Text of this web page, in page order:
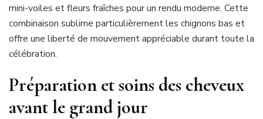
mini-voiles et fleurs fraîches pour un rendu moderne. Cette
combinaison sublime particulièrement les chignons bas et
offre une liberté de mouvement appréciable durant toute la
célébration.
Préparation et soins des cheveux
avant le grand jour